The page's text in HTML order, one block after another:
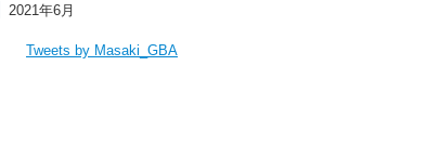
2021年6月
Tweets by Masaki_GBA